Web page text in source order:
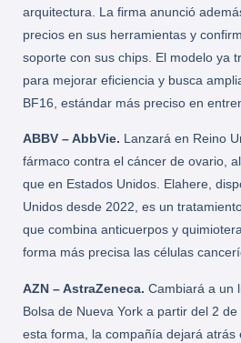
arquitectura. La firma anunció
precios en sus herramientas y
soporte con sus chips. El modelo ya
para mejorar eficiencia y busca
BF16, estándar más preciso en
ABBV – AbbVie. Lanzará en Reino
fármaco contra el cáncer de ovario,
que en Estados Unidos. Elahere,
Unidos desde 2022, es un
que combina anticuerpos y
forma más precisa las células
AZN – AstraZeneca. Cambiará a un
Bolsa de Nueva York a partir del 2
esta forma, la compañía dejará atrás